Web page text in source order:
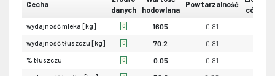
Cecha
danych
hodowlana
Powtarzalność
córek
wydajność mleka [kg] G 1605 0.81
wydajność tłuszczu [kg] G 70.2 0.81
% tłuszczu G 0.05 0.81